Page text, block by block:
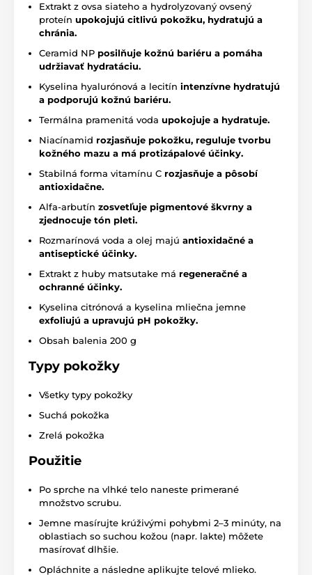
Extrakt z ovsa siateho a hydrolyzovaný ovsený
proteín upokojujú citlivú pokožku, hydratujú a
chránia.
Ceramid NP posilňuje kožnú bariéru a pomáha
udržiavať hydratáciu.
Kyselina hyalurónová a lecitín intenzívne hydratujú
a podporujú kožnú bariéru.
Termálna pramenitá voda upokojuje a hydratuje.
Niacínamid rozjasňuje pokožku, reguluje tvorbu
kožného mazu a má protizápalové účinky.
Stabilná forma vitamínu C rozjasňuje a pôsobí
antioxidačne.
Alfa-arbutín zosvetľuje pigmentové škvrny a
zjednocuje tón pleti.
Rozmarínová voda a olej majú antioxidačné a
antiseptické účinky.
Extrakt z huby matsutake má regeneračné a
ochranné účinky.
Kyselina citrónová a kyselina mliečna jemne
exfoliujú a upravujú pH pokožky.
Obsah balenia 200 g
Typy pokožky
Všetky typy pokožky
Suchá pokožka
Zrelá pokožka
Použitie
Po sprche na vlhké telo naneste primerané
množstvo scrubu.
Jemne masírujte krúživými pohybmi 2–3 minúty, na
oblastiach so suchou kožou (napr. lakte) môžete
masírovať dlhšie.
Opláchnite a následne aplikujte telové mlieko.